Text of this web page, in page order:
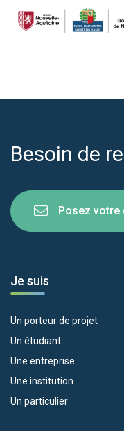
Besoin de
Posez votre
Je suis
Un porteur de projet
Un étudiant
Une entreprise
Une institution
Un particulier